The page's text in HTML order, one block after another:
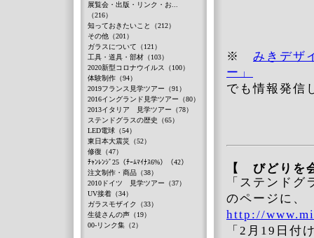
※ みきデザ
ー」
でも情報発信
【 びどり
「ステンド
のページに、
http://
「2月19日付
展覧会・出版・リンク・お...
（216）
知っておきたいこと（212）
その他（201）
ガラスについて（121）
工具・道具・部材（103）
2020新型コロナウイルス（100）
体験制作（94）
2019フランス見学ツアー（91）
2016イングランド見学ツアー（80）
2013イタリア 見学ツアー（78）
ステンドグラスの歴史（65）
LED電球（54）
東日本大震災（52）
修復（47）
ﾁｬﾝﾚﾝｼﾞ25（ﾁｰﾑﾏｲﾅｽ6%）（42）
注文制作・商品（38）
2010ドイツ 見学ツアー（37）
UV接着（34）
ガラスモザイク（33）
生徒さんの声（19）
00-リンク集（2）